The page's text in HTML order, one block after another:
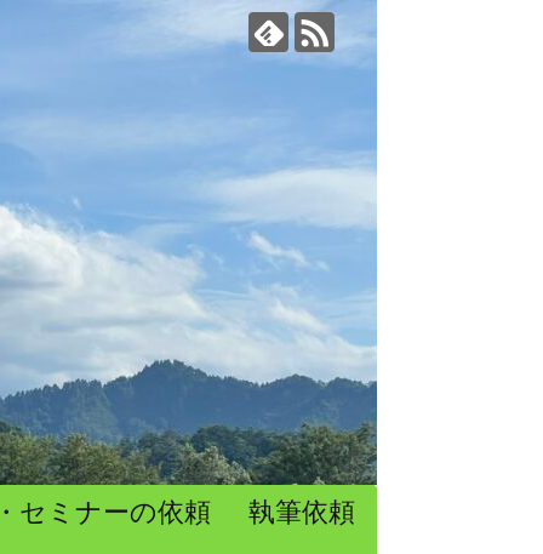
セミナーの依頼 執筆依頼